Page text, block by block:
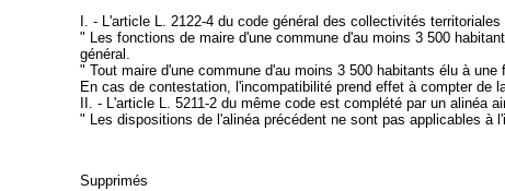
I. - L'article L. 2122-4 du code général des collectivités
" Les fonctions de maire d'une commune d'au moins 3 500
général.
" Tout maire d'une commune d'au moins 3 500 habitants élu à
En cas de contestation, l'incompatibilité prend effet à compter de
II. - L'article L. 5211-2 du même code est complété par un alinéa
" Les dispositions de l'alinéa précédent ne sont pas applicables à
Supprimés